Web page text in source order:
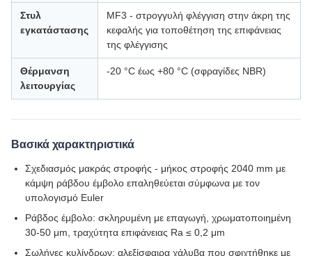
Στυλ
εγκατάστασης
MF3 - στρογγυλή φλέγγιση στην άκρη της
κεφαλής για τοποθέτηση της επιφάνειας
της φλέγγισης
Θέρμανση
λειτουργίας
-20 °C έως +80 °C (σφραγίδες NBR)
Βασικά χαρακτηριστικά
Σχεδιασμός μακράς στροφής - μήκος στροφής 2040 mm με
κάμψη ράβδου έμβολο επαληθεύεται σύμφωνα με τον
υπολογισμό Euler
Ράβδος έμβολο: σκληρυμένη με επαγωγή, χρωματοποιημένη
30-50 μm, τραχύτητα επιφάνειας Ra ≤ 0,2 μm
Σωλήνες κυλίνδρων: αλεξίσφαιρα χάλυβα που σφιχτήθηκε με